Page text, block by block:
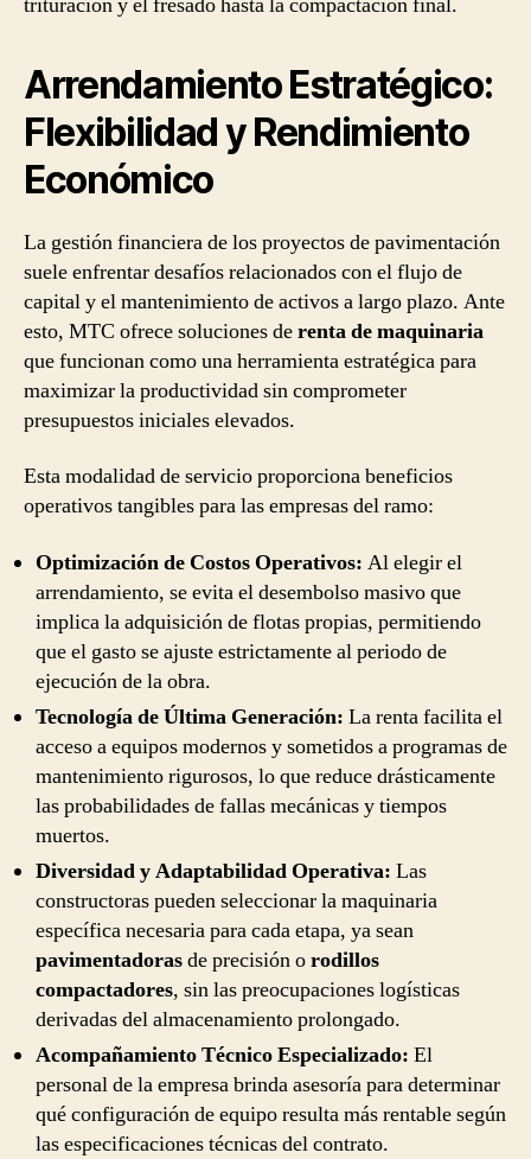
Arrendamiento Estratégico:
Flexibilidad y Rendimiento
Económico
La gestión financiera de los proyectos de pavimentación
suele enfrentar desafíos relacionados con el flujo de
capital y el mantenimiento de activos a largo plazo. Ante
esto, MTC ofrece soluciones derenta de maquinaria
que funcionan como una herramienta estratégica para
maximizar la productividad sin comprometer
presupuestos iniciales elevados.
Esta modalidad de servicio proporciona beneficios
operativos tangibles para las empresas del ramo:
Optimización de Costos Operativos: Al elegir el
arrendamiento, se evita el desembolso masivo que
implica la adquisición de flotas propias, permitiendo
que el gasto se ajuste estrictamente al periodo de
ejecución de la obra.
Tecnología de Última Generación: La renta facilita el
acceso a equipos modernos y sometidos a programas de
mantenimiento rigurosos, lo que reduce drásticamente
las probabilidades de fallas mecánicas y tiempos
muertos.
Diversidad y Adaptabilidad Operativa: Las
constructoras pueden seleccionar la maquinaria
específica necesaria para cada etapa, ya sean
pavimentadorasde precisión orodillos
compactadores, sin las preocupaciones logísticas
derivadas del almacenamiento prolongado.
Acompañamiento Técnico Especializado: El
personal de la empresa brinda asesoría para determinar
qué configuración de equipo resulta más rentable según
las especificaciones técnicas del contrato.